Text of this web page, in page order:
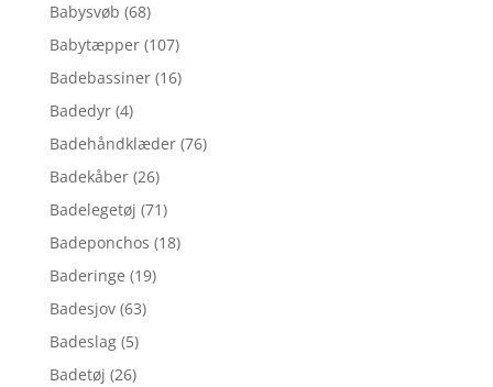
Babysvøb (68)
Babytæpper (107)
Badebassiner (16)
Badedyr (4)
Badehåndklæder (76)
Badekåber (26)
Badelegetøj (71)
Badeponchos (18)
Baderinge (19)
Badesjov (63)
Badeslag (5)
Badetøj (26)